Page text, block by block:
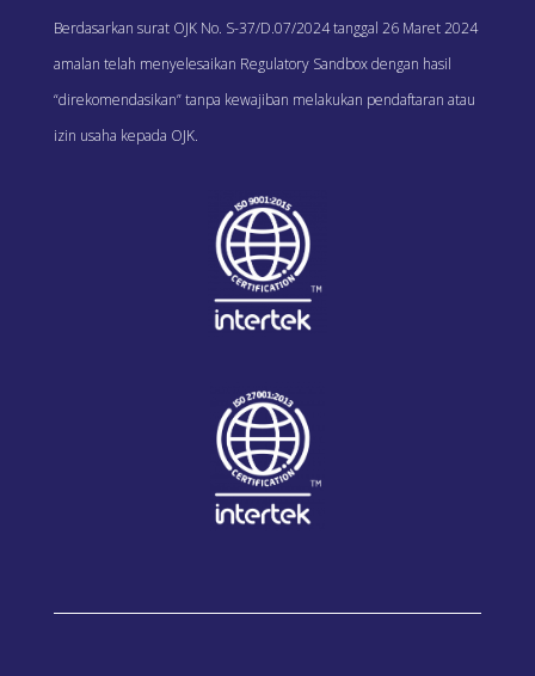
Berdasarkan surat OJK No. S-37/D.07/2024 tanggal 26 Maret 2024
amalan telah menyelesaikan Regulatory Sandbox dengan hasil
“direkomendasikan” tanpa kewajiban melakukan pendaftaran atau
izin usaha kepada OJK.